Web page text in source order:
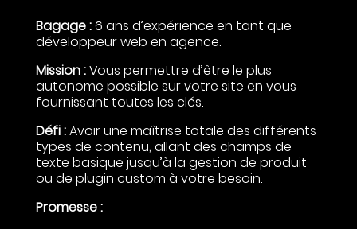
Bagage :6 ans d’expérience en tant que
développeur web en agence.
Mission :Vous permettre d’être le plus
autonome possible sur votre site en vous
fournissant toutes les clés.
Défi :Avoir une maîtrise totale des différents
types de contenu, allant des champs de
texte basique jusqu’à la gestion de produit
ou de plugin custom à votre besoin.
Promesse :